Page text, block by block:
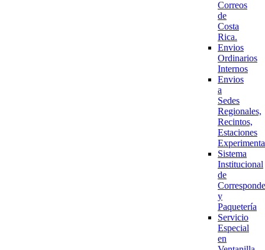
Correos
de
Costa
Rica.
Envios
Ordinarios
Internos
Envios
a
Sedes
Regionales,
Recintos,
Estaciones
Sistema
Institucional
de
y
Paquetería
Servicio
Especial
en